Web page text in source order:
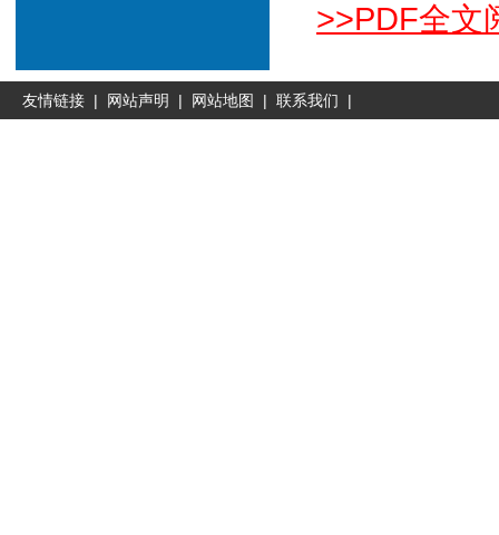
>>PDF全文
友情链接 | 网站声明 | 网站地图 | 联系我们 |